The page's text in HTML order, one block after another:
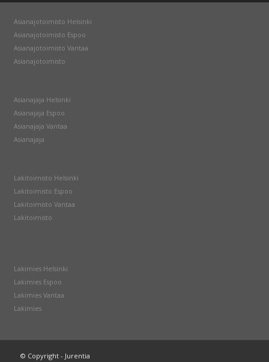
Asianajotoimisto Helsinki
Asianajotoimisto Espoo
Asianajotoimisto Vantaa
Asianajotoimisto
Asianajaja Helsinki
Asianajaja Espoo
Asianajaja Vantaa
Asianajaja
Lakitoimisto Helsinki
Lakitoimisto Espoo
Lakitoimisto Vantaa
Lakitoimisto
Lakimies Helsinki
Lakimies Espoo
Lakimies Vantaa
Lakimies
© Copyright - Jurentia